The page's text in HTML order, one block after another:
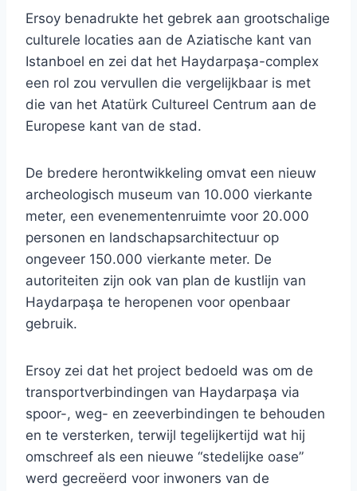
Ersoy benadrukte het gebrek aan grootschalige
culturele locaties aan de Aziatische kant van
Istanboel en zei dat het Haydarpaşa-complex
een rol zou vervullen die vergelijkbaar is met
die van het Atatürk Cultureel Centrum aan de
Europese kant van de stad.
De bredere herontwikkeling omvat een nieuw
archeologisch museum van 10.000 vierkante
meter, een evenementenruimte voor 20.000
personen en landschapsarchitectuur op
ongeveer 150.000 vierkante meter. De
autoriteiten zijn ook van plan de kustlijn van
Haydarpaşa te heropenen voor openbaar
gebruik.
Ersoy zei dat het project bedoeld was om de
transportverbindingen van Haydarpaşa via
spoor-, weg- en zeeverbindingen te behouden
en te versterken, terwijl tegelijkertijd wat hij
omschreef als een nieuwe “stedelijke oase”
werd gecreëerd voor inwoners van de